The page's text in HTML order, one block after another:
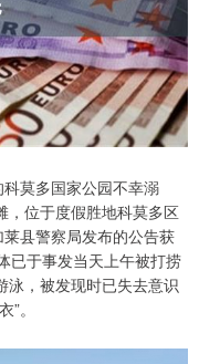
莫多国家公园不幸溺
，位于度假胜地科莫多区
县警察局发布的公告获
已于事发当天上午被打捞
泳，被发现时已失去意识
。